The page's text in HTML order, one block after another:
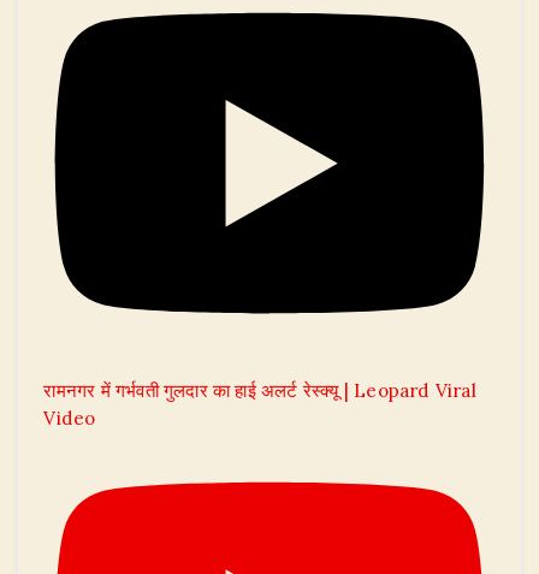
रामनगर में गर्भवती गुलदार का हाई अलर्ट रेस्क्यू | Leopard Viral
Video